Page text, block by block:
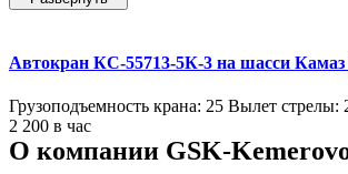
Автокран КС-55713-5К-3 на шасси Камаз
Грузоподъемность крана: 25 Вылет стрелы:
2 200 в час
О компании GSK-